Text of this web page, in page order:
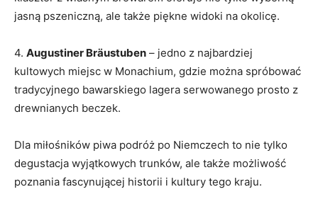
jasną pszeniczną, ale ⁣także ⁢piękne widoki na okolicę.
4. Augustiner Bräustuben – ‌jedno ​z​ najbardziej
kultowych miejsc w‌ Monachium, gdzie można spróbować
⁢tradycyjnego bawarskiego lagera serwowanego prosto z
drewnianych beczek.
Dla miłośników piwa podróż po Niemczech to ⁣nie ‍tylko
degustacja ⁤wyjątkowych‍ trunków, ‌ale także ‍możliwość
poznania fascynującej historii i kultury tego kraju.